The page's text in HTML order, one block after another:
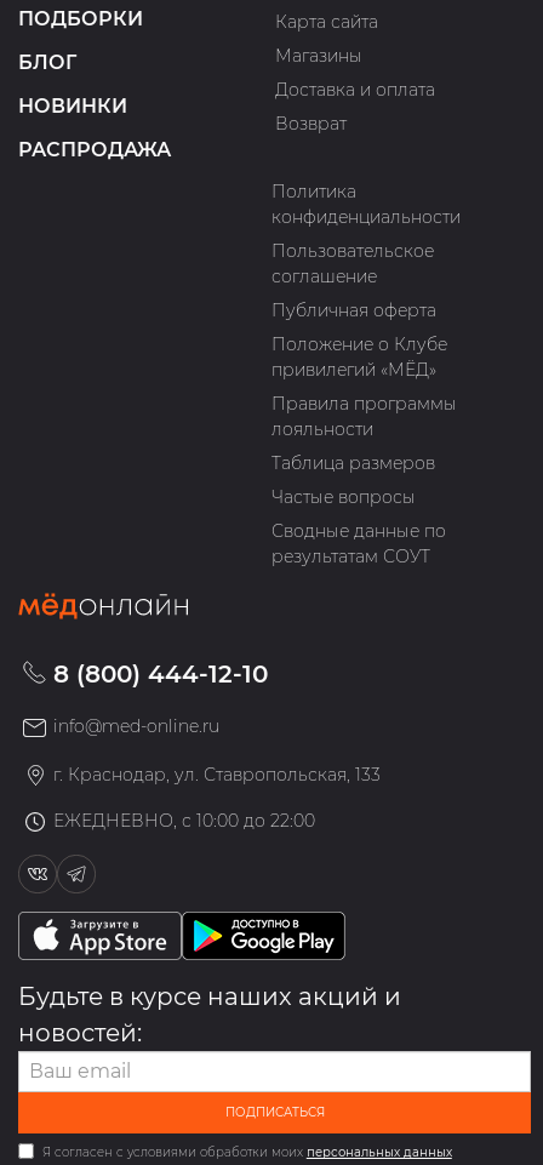
ПОДБОРКИ
БЛОГ
НОВИНКИ
РАСПРОДАЖА
Карта сайта
Магазины
Доставка и оплата
Возврат
Политика
конфиденциальности
Пользовательское
соглашение
Публичная оферта
Положение о Клубе
привилегий «МЁД»
Правила программы
лояльности
Таблица размеров
Частые вопросы
Сводные данные по
результатам СОУТ
8 (800) 444-12-10
info@med-online.ru
г. Краснодар, ул. Ставропольская, 133
ЕЖЕДНЕВНО, с 10:00 до 22:00
Будьте в курсе наших акций и
новостей:
ПОДПИСАТЬСЯ
Я согласен с условиями обработки моих персональных данных